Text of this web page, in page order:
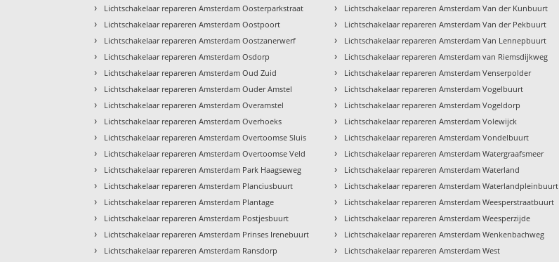
› Lichtschakelaar repareren Amsterdam Oosterparkstraat
› Lichtschakelaar repareren Amsterdam Oostpoort
› Lichtschakelaar repareren Amsterdam Oostzanerwerf
› Lichtschakelaar repareren Amsterdam Osdorp
› Lichtschakelaar repareren Amsterdam Oud Zuid
› Lichtschakelaar repareren Amsterdam Ouder Amstel
› Lichtschakelaar repareren Amsterdam Overamstel
› Lichtschakelaar repareren Amsterdam Overhoeks
› Lichtschakelaar repareren Amsterdam Overtoomse Sluis
› Lichtschakelaar repareren Amsterdam Overtoomse Veld
› Lichtschakelaar repareren Amsterdam Park Haagseweg
› Lichtschakelaar repareren Amsterdam Planciusbuurt
› Lichtschakelaar repareren Amsterdam Plantage
› Lichtschakelaar repareren Amsterdam Postjesbuurt
› Lichtschakelaar repareren Amsterdam Prinses Irenebuurt
› Lichtschakelaar repareren Amsterdam Ransdorp
› Lichtschakelaar repareren Amsterdam Van der Kunbuurt
› Lichtschakelaar repareren Amsterdam Van der Pekbuurt
› Lichtschakelaar repareren Amsterdam Van Lennepbuurt
› Lichtschakelaar repareren Amsterdam van Riemsdijkweg
› Lichtschakelaar repareren Amsterdam Venserpolder
› Lichtschakelaar repareren Amsterdam Vogelbuurt
› Lichtschakelaar repareren Amsterdam Vogeldorp
› Lichtschakelaar repareren Amsterdam Volewijck
› Lichtschakelaar repareren Amsterdam Vondelbuurt
› Lichtschakelaar repareren Amsterdam Watergraafsmeer
› Lichtschakelaar repareren Amsterdam Waterland
› Lichtschakelaar repareren Amsterdam Waterlandpleinbuurt
› Lichtschakelaar repareren Amsterdam Weesperstraatbuurt
› Lichtschakelaar repareren Amsterdam Weesperzijde
› Lichtschakelaar repareren Amsterdam Wenkenbachweg
› Lichtschakelaar repareren Amsterdam West